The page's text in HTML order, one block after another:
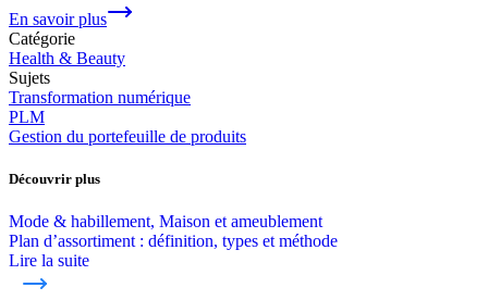
En savoir plus
Catégorie
Health & Beauty
Sujets
Transformation numérique
PLM
Gestion du portefeuille de produits
Découvrir plus
Mode & habillement, Maison et ameublement
Plan d’assortiment : définition, types et méthode
Lire la suite